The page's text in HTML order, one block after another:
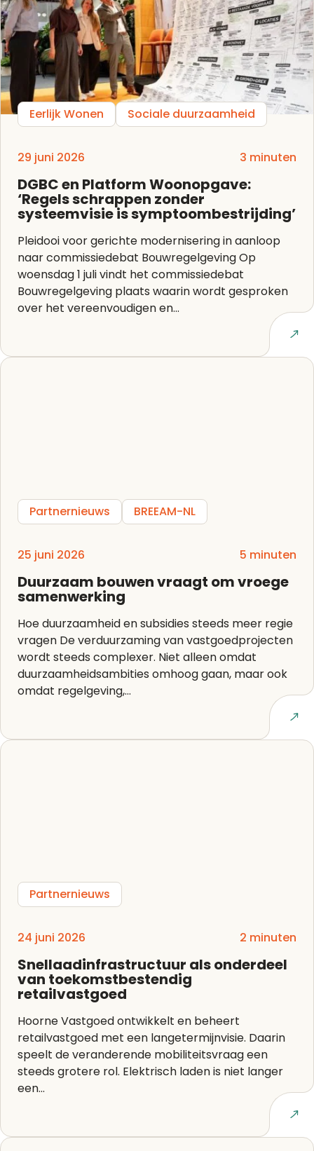
Eerlijk Wonen Sociale duurzaamheid
29 juni 2026 3 minuten
DGBC en Platform Woonopgave:
‘Regels schrappen zonder
systeemvisie is symptoombestrijding’
Pleidooi voor gerichte modernisering in aanloop
naar commissiedebat Bouwregelgeving Op
woensdag 1 juli vindt het commissiedebat
Bouwregelgeving plaats waarin wordt gesproken
over het vereenvoudigen en...
Lees artikel
Partnernieuws BREEAM-NL
25 juni 2026 5 minuten
Duurzaam bouwen vraagt om vroege
samenwerking
Hoe duurzaamheid en subsidies steeds meer regie
vragen De verduurzaming van vastgoedprojecten
wordt steeds complexer. Niet alleen omdat
duurzaamheidsambities omhoog gaan, maar ook
omdat regelgeving,...
Lees artikel
Partnernieuws
24 juni 2026 2 minuten
Snellaadinfrastructuur als onderdeel
van toekomstbestendig
retailvastgoed
Hoorne Vastgoed ontwikkelt en beheert
retailvastgoed met een langetermijnvisie. Daarin
speelt de veranderende mobiliteitsvraag een
steeds grotere rol. Elektrisch laden is niet langer
een...
Lees artikel